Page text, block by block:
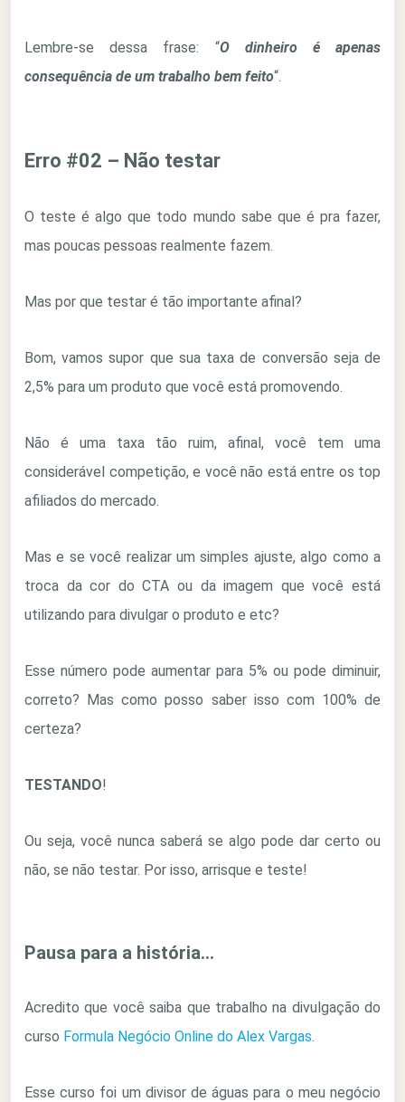
Lembre-se dessa frase: “O dinheiro é apenas
consequência de um trabalho bem feito“.
Erro #02 – Não testar
O teste é algo que todo mundo sabe que é pra fazer,
mas poucas pessoas realmente fazem.
Mas por que testar é tão importante afinal?
Bom, vamos supor que sua taxa de conversão seja de
2,5% para um produto que você está promovendo.
Não é uma taxa tão ruim, afinal, você tem uma
considerável competição, e você não está entre os top
afiliados do mercado.
Mas e se você realizar um simples ajuste, algo como a
troca da cor do CTA ou da imagem que você está
utilizando para divulgar o produto e etc?
Esse número pode aumentar para 5% ou pode diminuir,
correto? Mas como posso saber isso com 100% de
certeza?
TESTANDO!
Ou seja, você nunca saberá se algo pode dar certo ou
não, se não testar. Por isso, arrisque e teste!
Pausa para a história…
Acredito que você saiba que trabalho na divulgação do
curso Formula Negócio Online do Alex Vargas.
Esse curso foi um divisor de águas para o meu negócio